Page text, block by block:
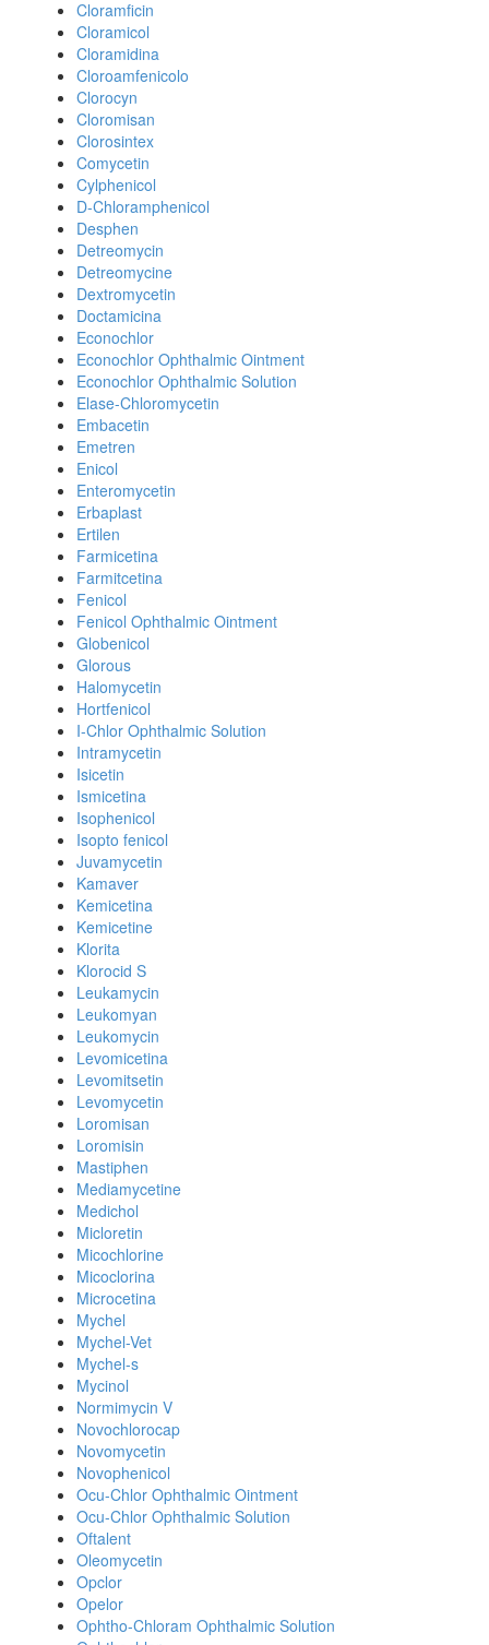
Cloramficin
Cloramicol
Cloramidina
Cloroamfenicolo
Clorocyn
Cloromisan
Clorosintex
Comycetin
Cylphenicol
D-Chloramphenicol
Desphen
Detreomycin
Detreomycine
Dextromycetin
Doctamicina
Econochlor
Econochlor Ophthalmic Ointment
Econochlor Ophthalmic Solution
Elase-Chloromycetin
Embacetin
Emetren
Enicol
Enteromycetin
Erbaplast
Ertilen
Farmicetina
Farmitcetina
Fenicol
Fenicol Ophthalmic Ointment
Globenicol
Glorous
Halomycetin
Hortfenicol
I-Chlor Ophthalmic Solution
Intramycetin
Isicetin
Ismicetina
Isophenicol
Isopto fenicol
Juvamycetin
Kamaver
Kemicetina
Kemicetine
Klorita
Klorocid S
Leukamycin
Leukomyan
Leukomycin
Levomicetina
Levomitsetin
Levomycetin
Loromisan
Loromisin
Mastiphen
Mediamycetine
Medichol
Micloretin
Micochlorine
Micoclorina
Microcetina
Mychel
Mychel-Vet
Mychel-s
Mycinol
Normimycin V
Novochlorocap
Novomycetin
Novophenicol
Ocu-Chlor Ophthalmic Ointment
Ocu-Chlor Ophthalmic Solution
Oftalent
Oleomycetin
Opclor
Opelor
Ophtho-Chloram Ophthalmic Solution